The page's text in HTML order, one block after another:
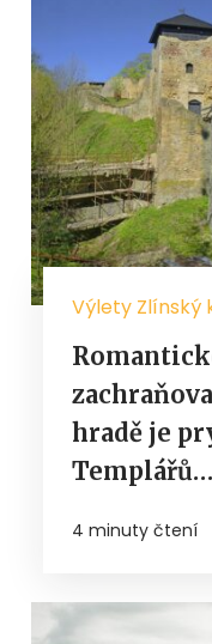
Výlety Zlínský
hradě je
Templářů…
4 minuty čtení